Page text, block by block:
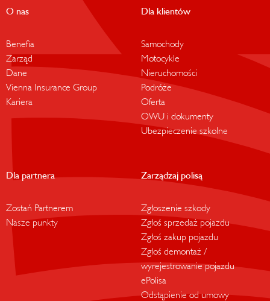
O nas
Benefia
Zarząd
Dane
Vienna Insurance Group
Kariera
Dla klientów
Samochody
Motocykle
Nieruchomości
Podróże
Oferta
OWU i dokumenty
Ubezpieczenie szkolne
Dla partnera
Zostań Partnerem
Nasze punkty
Zarządzaj polisą
Zgłoszenie szkody
Zgłoś sprzedaż pojazdu
Zgłoś zakup pojazdu
Zgłoś demontaż /
wyrejestrowanie pojazdu
ePolisa
Odstąpienie od umowy